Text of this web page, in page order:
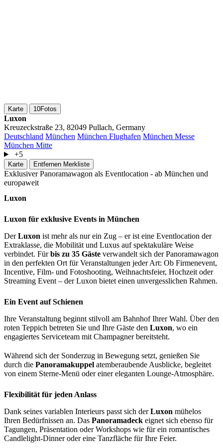
Karte 10Fotos
Luxon
Kreuzeckstraße 23, 82049 Pullach, Germany
Deutschland München München Flughafen München Messe
München Mitte
+5
Karte Entfernen Merkliste
Exklusiver Panoramawagon als Eventlocation - ab München und
europaweit
Luxon
Luxon für exklusive Events in München
DerLuxon ist mehr als nur ein Zug – er ist eine Eventlocation der
Extraklasse, die Mobilität und Luxus auf spektakuläre Weise
verbindet. Fürbis zu 35 Gäste verwandelt sich der Panoramawagon
in den perfekten Ort für Veranstaltungen jeder Art: Ob Firmenevent,
Incentive, Film- und Fotoshooting, Weihnachtsfeier, Hochzeit oder
Streaming Event – der Luxon bietet einen unvergesslichen Rahmen.
Ein Event auf Schienen
Ihre Veranstaltung beginnt stilvoll am Bahnhof Ihrer Wahl. Über den
roten Teppich betreten Sie und Ihre Gäste den Luxon, wo ein
engagiertes Serviceteam mit Champagner bereitsteht.
Während sich der Sonderzug in Bewegung setzt, genießen Sie
durch die Panoramakuppel atemberaubende Ausblicke, begleitet
von einem Sterne-Menü oder einer eleganten Lounge-Atmosphäre.
Flexibilität für jeden Anlass
Dank seines variablen Interieurs passt sich derLuxon mühelos
Ihren Bedürfnissen an. Das Panoramadeck eignet sich ebenso für
Tagungen, Präsentation oder Workshops wie für ein romantisches
Candlelight-Dinner oder eine Tanzfläche für Ihre Feier.